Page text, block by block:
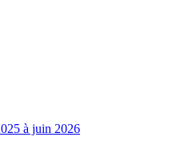
à juin 2026